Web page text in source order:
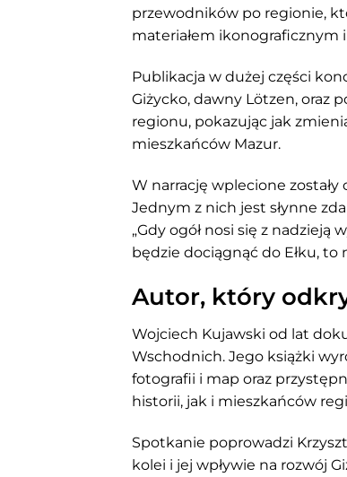
przewodników po regionie,
materiałem ikonograficznym
Publikacja w dużej części
Giżycko, dawny Lötzen, oraz
regionu, pokazując jak
mieszkańców Mazur.
W narrację wplecione
Jednym z nich jest słynne
„Gdy ogół nosi się z
będzie dociągnąć do Ełku,
Autor, który
Wojciech Kujawski od lat
Wschodnich. Jego książki
fotografii i map oraz
historii, jak i mieszkańców
Spotkanie poprowadzi
kolei i jej wpływie na rozwój